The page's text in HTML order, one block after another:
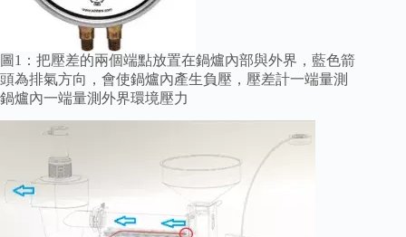
圖1：把壓差的兩個端點放置在鍋爐內部與外界，藍色箭
頭為排氣方向，會使鍋爐內產生負壓，壓差計一端量測
鍋爐內一端量測外界環境壓力